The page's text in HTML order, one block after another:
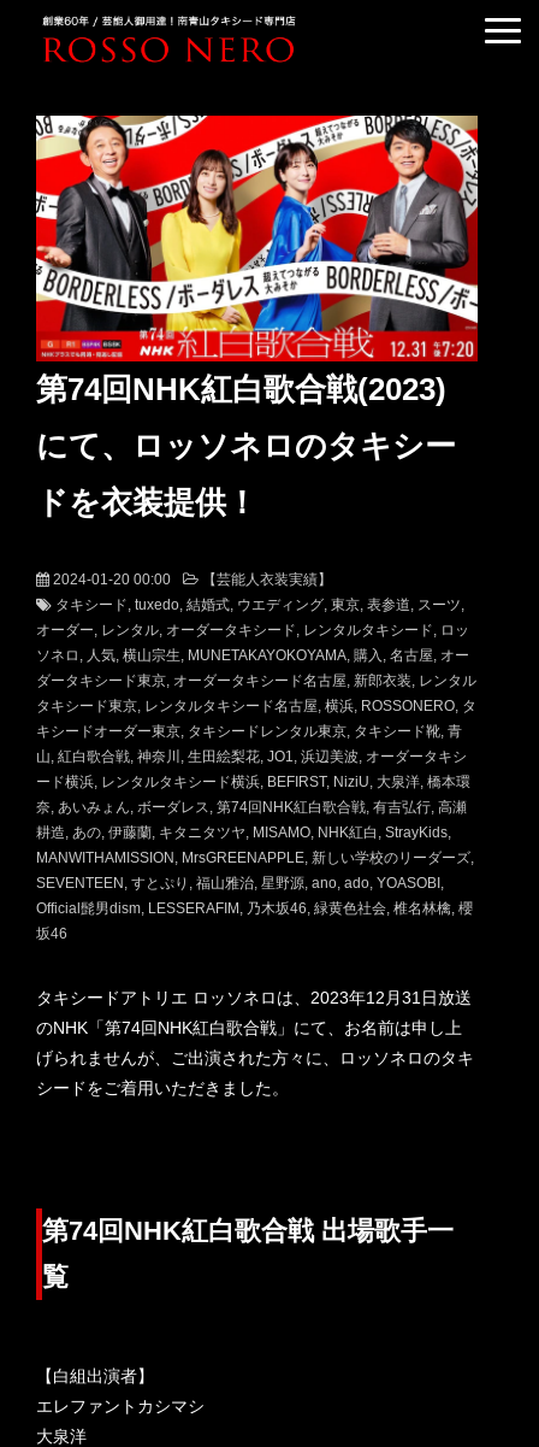
TUXEDO RENTAL
TUXEDO RANKING
KIMONO DRESS
CUSTOMER'S VOICE
COLUMN &BLOG
ABOUT US
ACCESS
第74回NHK紅白歌合戦(2023)
にて、ロッソネロのタキシー
ドを衣装提供！
2024-01-20 00:00
【芸能人衣装実績】
タキシード tuxedo 結婚式 ウエディング 東京 表参道 スーツ
オーダー レンタル オーダータキシード レンタルタキシード
ロッ
ソネロ
人気 横山宗生 MUNETAKAYOKOYAMA 購入 名古屋 オー
ダータキシード東京 オーダータキシード名古屋 新郎衣装 レンタル
タキシード東京 レンタルタキシード名古屋 横浜 ROSSONERO タ
キシードオーダー東京 タキシードレンタル東京 タキシード靴 青
山 紅白歌合戦 神奈川 生田絵梨花 JO1 浜辺美波 オーダータキシ
ード横浜 レンタルタキシード横浜 BEFIRST NiziU 大泉洋 橋本環
奈 あいみょん ボーダレス 第74回NHK紅白歌合戦 有吉弘行 高瀬
耕造 あの 伊藤蘭 キタニタツヤ MISAMO NHK紅白 StrayKids
MANWITHAMISSION
MrsGREENAPPLE 新しい学校のリーダーズ
SEVENTEEN すとぷり 福山雅治 星野源 ano ado YOASOBI
Official髭男dism LESSERAFIM 乃木坂46 緑黄色社会 椎名林檎 櫻
坂46
タキシードアトリエ ロッソネロは、2023年12月31日放送
のNHK「第74回NHK紅白歌合戦」にて、お名前は申し上
げられませんが、ご出演された方々に、ロッソネロのタキ
シードをご着用いただきました。
第74回NHK紅白歌合戦 出場歌手一
覧
【白組出演者】
エレファントカシマシ
大泉洋